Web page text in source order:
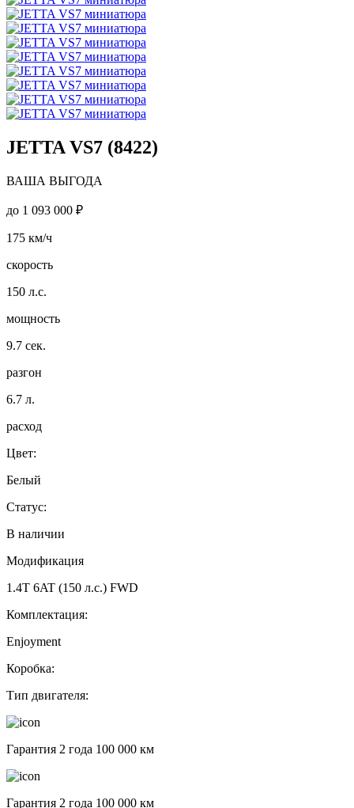
JETTA VS7 (8422)
ВАША ВЫГОДА
до 1 093 000 ₽
175 км/ч
скорость
150 л.с.
мощность
9.7 сек.
разгон
6.7 л.
расход
Цвет:
Белый
Статус:
В наличии
Модификация
1.4T 6AT (150 л.с.) FWD
Комплектация:
Enjoyment
Коробка:
Тип двигателя:
Гарантия 2 года 100 000 км
Гарантия 2 года 100 000 км